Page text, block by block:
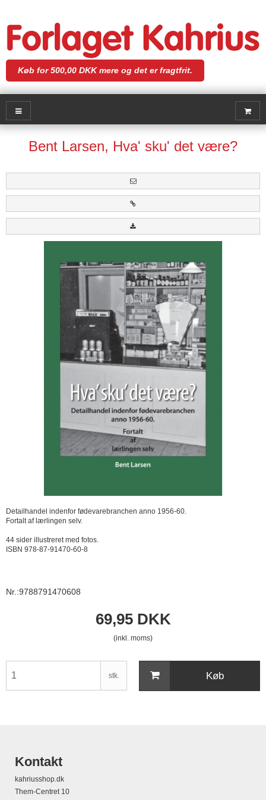
Køb for 500,00 DKK mere og det er fragtfrit.
Bent Larsen, Hva' sku' det være?
Detailhandel indenfor fødevarebranchen anno 1956-60.
Fortalt af lærlingen selv.
44 sider illustreret med fotos.
ISBN 978-87-91470-60-8
Nr.:9788791470608
69,95 DKK
(inkl. moms)
stk. Køb
Kontakt
kahriusshop.dk
Them-Centret 10